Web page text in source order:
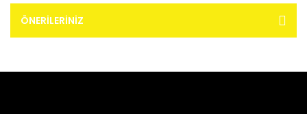
ÖNERILERINIZ